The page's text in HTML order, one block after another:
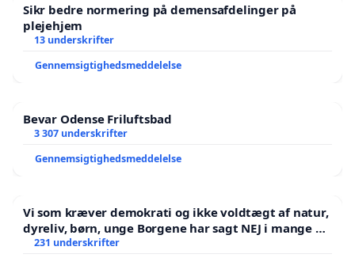
Sikr bedre normering på demensafdelinger på
plejehjem
13 underskrifter
Gennemsigtighedsmeddelelse
Bevar Odense Friluftsbad
3 307 underskrifter
Gennemsigtighedsmeddelelse
Vi som kræver demokrati og ikke voldtægt af natur,
dyreliv, børn, unge Borgene har sagt NEJ i mange år.
Der er
231 underskrifter